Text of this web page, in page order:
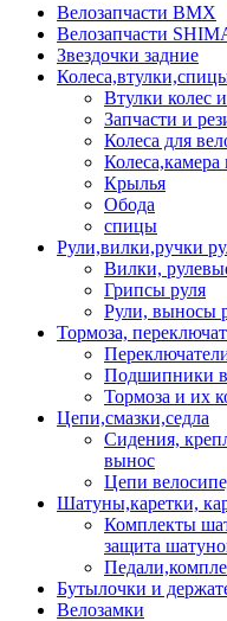
Велозапчасти BMX
Велозапчасти
Звездочки задние
Втулки колес
Запчасти и
Колеса для
Крылья
Обода
спицы
Рули,вилки,ручки
Вилки,
Грипсы руля
Рули, выносы
Тормоза,
Подшипники
Тормоза и их
Цепи,смазки,седла
Сидения,
вынос
Цепи
Шатуны,каретки,
Комплекты
защита
Бутылочки и
Велозамки